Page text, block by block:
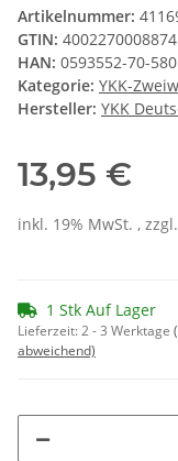
Artikelnummer:
GTIN: 4002270008874
HAN: 0593552-70-580
Kategorie: YKK-
Hersteller: YKK
13,95 €
inkl. 19% MwSt. , zzgl.
1 Stk Auf Lager
Lieferzeit:2 - 3 Werktage
abweichend)